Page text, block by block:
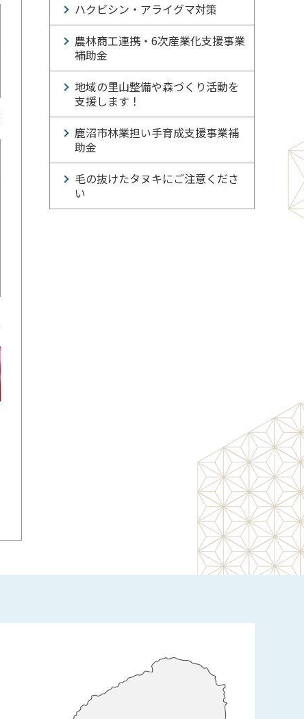
ハクビシン・アライグマ対策
農林商工連携・6次産業化支援事業
補助金
地域の里山整備や森づくり活動を
支援します！
鹿沼市林業担い手育成支援事業補
助金
毛の抜けたタヌキにご注意くださ
い